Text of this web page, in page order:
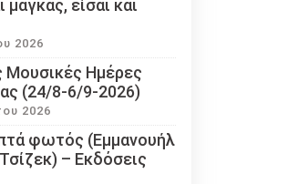
μάγκας, είσαι και
2026
Μουσικές Ημέρες
(24/8-6/9-2026)
2026
φωτός (Εμμανουήλ
– Εκδόσεις